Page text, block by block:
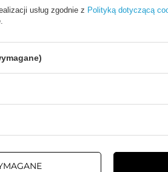
zabezpiecza go przed pękaniem.
przeszedł tysiące testów gięcia.
niezawodne połączenie.
oznak zużycia. Praktyczny
usług zgodnie z Polityką dotyczącą